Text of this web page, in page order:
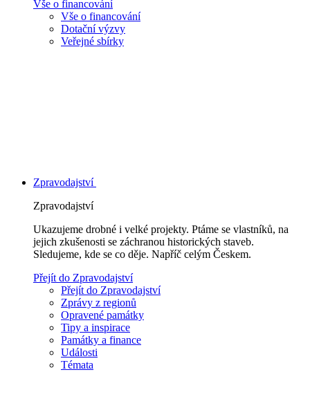
Vše o financování
Vše o financování
Dotační výzvy
Veřejné sbírky
Zpravodajství
Zpravodajství
Ukazujeme drobné i velké projekty. Ptáme se vlastníků, na
jejich zkušenosti se záchranou historických staveb.
Sledujeme, kde se co děje. Napříč celým Českem.
Přejít do Zpravodajství
Přejít do Zpravodajství
Zprávy z regionů
Opravené památky
Tipy a inspirace
Památky a finance
Události
Témata